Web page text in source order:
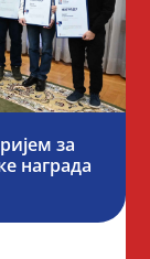
за
награда